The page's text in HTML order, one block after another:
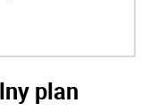
plan